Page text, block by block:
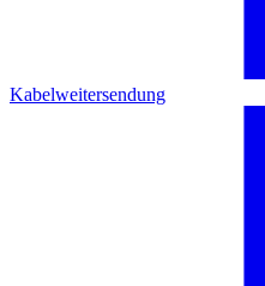
Kabelweitersendung